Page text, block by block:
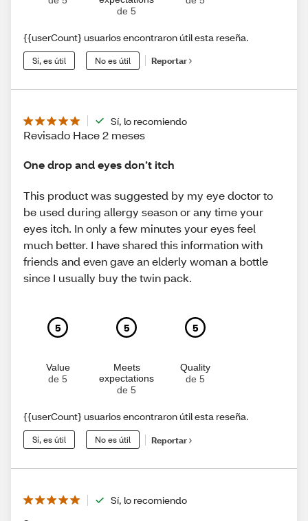
de 5
{{userCount} usuarios encontraron útil esta reseña.
Sí, es útil No es útil Reportar
Sí, lo recomiendo
Revisado Hace 2 meses
One drop and eyes don’t itch
This product was suggested by my eye doctor to
be used during allergy season or any time your
eyes itch. In only a few minutes your eyes feel
much better. I have shared this information with
friends and even gave an elderly woman a bottle
since I usually buy the twin pack.
5
Value
de 5
5
Meets
expectations
de 5
5
Quality
de 5
{{userCount} usuarios encontraron útil esta reseña.
Sí, es útil No es útil Reportar
Sí, lo recomiendo